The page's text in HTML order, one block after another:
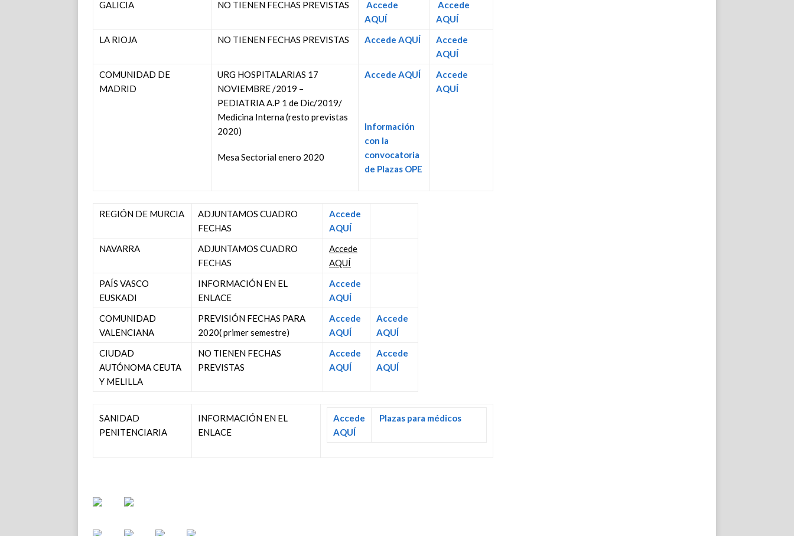
GALICIA
NO TIENEN FECHAS PREVISTAS
Accede
AQUÍ
Accede
AQUÍ
LA RIOJA
NO TIENEN FECHAS PREVISTAS Accede AQUÍ
Accede
AQUÍ
COMUNIDAD DE
MADRID
URG HOSPITALARIAS 17
NOVIEMBRE /2019 –
PEDIATRIA A.P 1 de Dic/2019/
Medicina Interna (resto previstas
2020)
Mesa Sectorial enero 2020
Accede AQUÍ
Información
con la
convocatoria
de Plazas OPE
Accede
AQUÍ
REGIÓN DE MURCIA
ADJUNTAMOS CUADRO
FECHAS
Accede
AQUÍ
NAVARRA
ADJUNTAMOS CUADRO
FECHAS
Accede
AQUÍ
PAÍS VASCO
EUSKADI
INFORMACIÓN EN EL
ENLACE
Accede
AQUÍ
COMUNIDAD
VALENCIANA
PREVISIÓN FECHAS PARA
2020( primer semestre)
Accede
AQUÍ
Accede
AQUÍ
CIUDAD
AUTÓNOMA CEUTA
Y MELILLA
NO TIENEN FECHAS
PREVISTAS
Accede
AQUÍ
Accede
AQUÍ
SANIDAD
PENITENCIARIA
INFORMACIÓN EN EL
ENLACE
Accede
AQUÍ
Plazas para médicos